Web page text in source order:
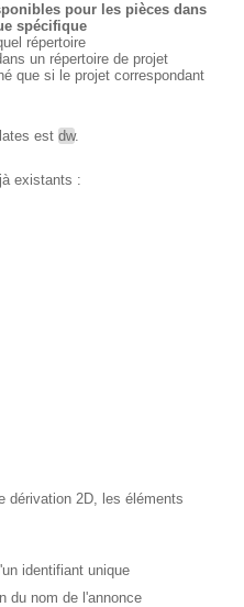
pour les pièces dans
spécifique
répertoire
un répertoire de projet
que si le projet correspondant
est dw.
existants :
dérivation 2D, les éléments
identifiant unique
du nom de l'annonce